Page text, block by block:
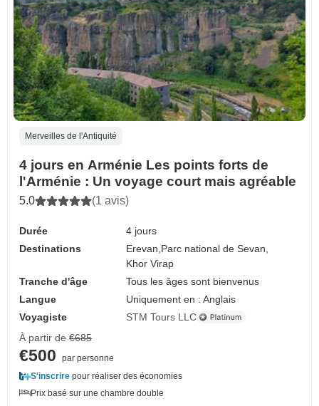
Merveilles de l'Antiquité
4 jours en Arménie Les points forts de
l'Arménie : Un voyage court mais agréable
5.0 (1 avis)
Durée
4 jours
Destinations
Erevan, Parc national de Sevan,
Khor Virap
Tranche d'âge
Tous les âges sont bienvenus
Langue
Uniquement en : Anglais
Voyagiste
STM Tours LLC
À partir de €685
€500
par personne
S'inscrire pour réaliser des économies
Prix basé sur une chambre double